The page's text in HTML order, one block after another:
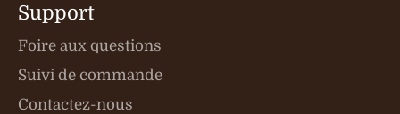
Support
Foire aux questions
Suivi de commande
Contactez-nous